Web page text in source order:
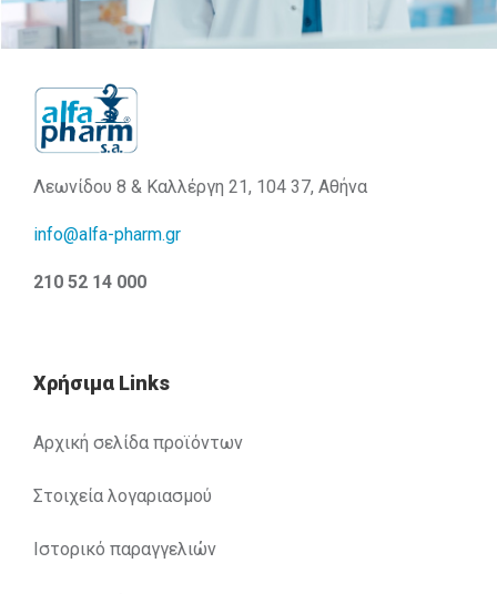
Λεωνίδου 8 & Καλλέργη 21, 104 37, Αθήνα
info@alfa-pharm.gr
210 52 14 000
Χρήσιμα Links
Αρχική σελίδα προϊόντων
Στοιχεία λογαριασμού
Ιστορικό παραγγελιών